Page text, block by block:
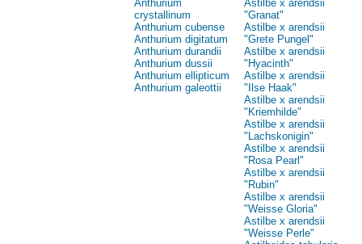
Anthurium
crystallinum
Anthurium cubense
Anthurium digitatum
Anthurium durandii
Anthurium dussii
Anthurium ellipticum
Anthurium galeottii
Astilbe x arendsii
"Granat"
Astilbe x arendsii
"Grete Pungel"
Astilbe x arendsii
"Hyacinth"
Astilbe x arendsii
"Ilse Haak"
Astilbe x arendsii
"Kriemhilde"
Astilbe x arendsii
"Lachskonigin"
Astilbe x arendsii
"Rosa Pearl"
Astilbe x arendsii
"Rubin"
Astilbe x arendsii
"Weisse Gloria"
Astilbe x arendsii
"Weisse Perle"